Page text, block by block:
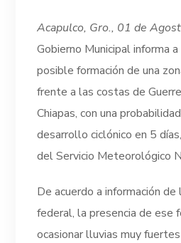
Acapulco, Gro., 01 de
Gobierno Municipal informa
posible formación de una
frente a las costas de
Chiapas, con una
desarrollo ciclónico en 5
del Servicio Meteorológico
De acuerdo a información de
federal, la presencia de ese
ocasionar lluvias muy